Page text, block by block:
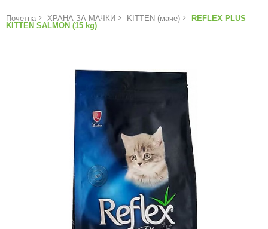
Почетна ХРАНА ЗА МАЧКИ KITTEN (маче)
REFLEX PLUS
KITTEN SALMON (15 kg)